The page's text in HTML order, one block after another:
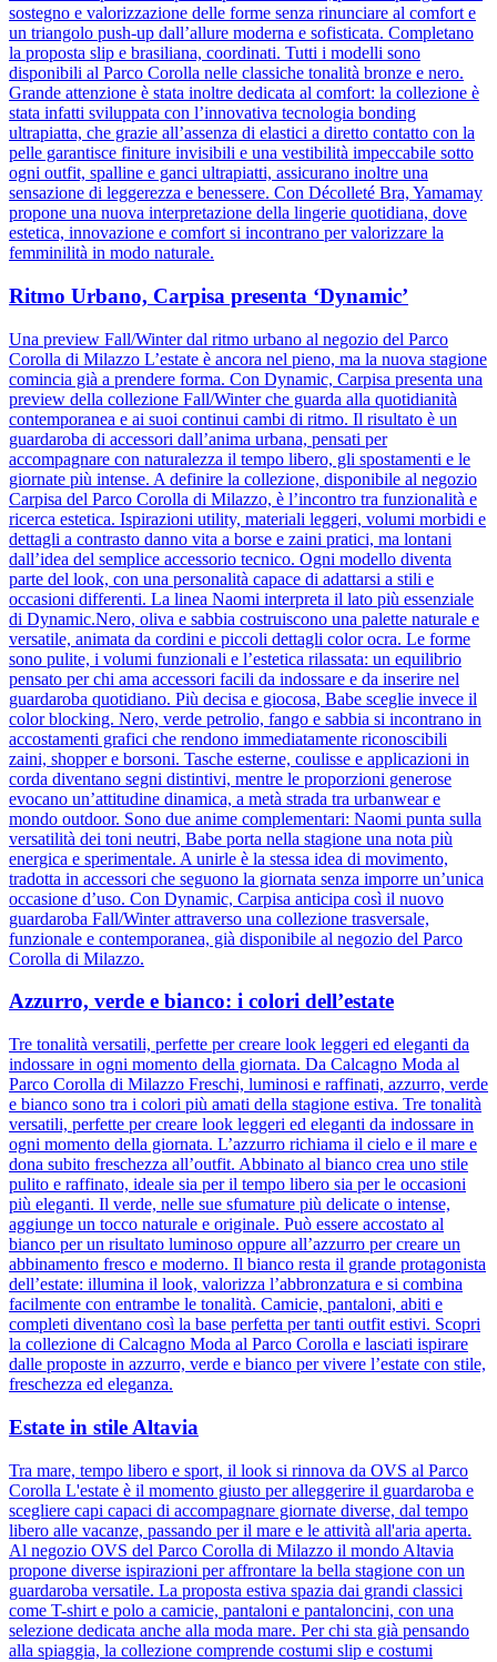
sostegno e valorizzazione delle forme senza rinunciare al comfort e
un triangolo push-up dall’allure moderna e sofisticata. Completano
la proposta slip e brasiliana, coordinati. Tutti i modelli sono
disponibili al Parco Corolla nelle classiche tonalità bronze e nero.
Grande attenzione è stata inoltre dedicata al comfort: la collezione è
stata infatti sviluppata con l’innovativa tecnologia bonding
ultrapiatta, che grazie all’assenza di elastici a diretto contatto con la
pelle garantisce finiture invisibili e una vestibilità impeccabile sotto
ogni outfit, spalline e ganci ultrapiatti, assicurano inoltre una
sensazione di leggerezza e benessere. Con Décolleté Bra, Yamamay
propone una nuova interpretazione della lingerie quotidiana, dove
estetica, innovazione e comfort si incontrano per valorizzare la
femminilità in modo naturale.
Ritmo Urbano, Carpisa presenta ‘Dynamic’
Una preview Fall/Winter dal ritmo urbano al negozio del Parco
Corolla di Milazzo L’estate è ancora nel pieno, ma la nuova stagione
comincia già a prendere forma. Con Dynamic, Carpisa presenta una
preview della collezione Fall/Winter che guarda alla quotidianità
contemporanea e ai suoi continui cambi di ritmo. Il risultato è un
guardaroba di accessori dall’anima urbana, pensati per
accompagnare con naturalezza il tempo libero, gli spostamenti e le
giornate più intense. A definire la collezione, disponibile al negozio
Carpisa del Parco Corolla di Milazzo, è l’incontro tra funzionalità e
ricerca estetica. Ispirazioni utility, materiali leggeri, volumi morbidi e
dettagli a contrasto danno vita a borse e zaini pratici, ma lontani
dall’idea del semplice accessorio tecnico. Ogni modello diventa
parte del look, con una personalità capace di adattarsi a stili e
occasioni differenti. La linea Naomi interpreta il lato più essenziale
di Dynamic.Nero, oliva e sabbia costruiscono una palette naturale e
versatile, animata da cordini e piccoli dettagli color ocra. Le forme
sono pulite, i volumi funzionali e l’estetica rilassata: un equilibrio
pensato per chi ama accessori facili da indossare e da inserire nel
guardaroba quotidiano. Più decisa e giocosa, Babe sceglie invece il
color blocking. Nero, verde petrolio, fango e sabbia si incontrano in
accostamenti grafici che rendono immediatamente riconoscibili
zaini, shopper e borsoni. Tasche esterne, coulisse e applicazioni in
corda diventano segni distintivi, mentre le proporzioni generose
evocano un’attitudine dinamica, a metà strada tra urbanwear e
mondo outdoor. Sono due anime complementari: Naomi punta sulla
versatilità dei toni neutri, Babe porta nella stagione una nota più
energica e sperimentale. A unirle è la stessa idea di movimento,
tradotta in accessori che seguono la giornata senza imporre un’unica
occasione d’uso. Con Dynamic, Carpisa anticipa così il nuovo
guardaroba Fall/Winter attraverso una collezione trasversale,
funzionale e contemporanea, già disponibile al negozio del Parco
Corolla di Milazzo.
Azzurro, verde e bianco: i colori dell’estate
Tre tonalità versatili, perfette per creare look leggeri ed eleganti da
indossare in ogni momento della giornata. Da Calcagno Moda al
Parco Corolla di Milazzo Freschi, luminosi e raffinati, azzurro, verde
e bianco sono tra i colori più amati della stagione estiva. Tre tonalità
versatili, perfette per creare look leggeri ed eleganti da indossare in
ogni momento della giornata. L’azzurro richiama il cielo e il mare e
dona subito freschezza all’outfit. Abbinato al bianco crea uno stile
pulito e raffinato, ideale sia per il tempo libero sia per le occasioni
più eleganti. Il verde, nelle sue sfumature più delicate o intense,
aggiunge un tocco naturale e originale. Può essere accostato al
bianco per un risultato luminoso oppure all’azzurro per creare un
abbinamento fresco e moderno. Il bianco resta il grande protagonista
dell’estate: illumina il look, valorizza l’abbronzatura e si combina
facilmente con entrambe le tonalità. Camicie, pantaloni, abiti e
completi diventano così la base perfetta per tanti outfit estivi. Scopri
la collezione di Calcagno Moda al Parco Corolla e lasciati ispirare
dalle proposte in azzurro, verde e bianco per vivere l’estate con stile,
freschezza ed eleganza.
Estate in stile Altavia
Tra mare, tempo libero e sport, il look si rinnova da OVS al Parco
Corolla L'estate è il momento giusto per alleggerire il guardaroba e
scegliere capi capaci di accompagnare giornate diverse, dal tempo
libero alle vacanze, passando per il mare e le attività all'aria aperta.
Al negozio OVS del Parco Corolla di Milazzo il mondo Altavia
propone diverse ispirazioni per affrontare la bella stagione con un
guardaroba versatile. La proposta estiva spazia dai grandi classici
come T-shirt e polo a camicie, pantaloni e pantaloncini, con una
selezione dedicata anche alla moda mare. Per chi sta già pensando
alla spiaggia, la collezione comprende costumi slip e costumi